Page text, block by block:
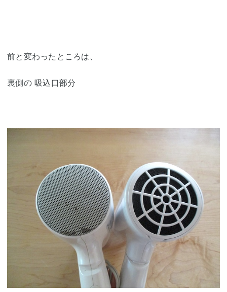
前と変わったところは、
裏側の 吸込口部分